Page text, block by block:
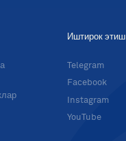
Иштирок этиш
Telegram
Facebook
Instagram
YouTube